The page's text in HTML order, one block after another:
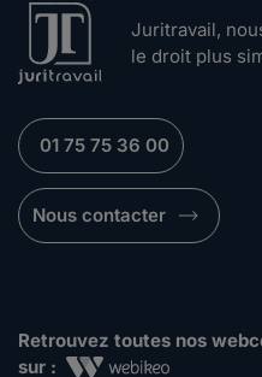
Juritravail,
le droit plus
01 75 75 36 00
Nous contacter
Retrouvez toutes nos
sur :